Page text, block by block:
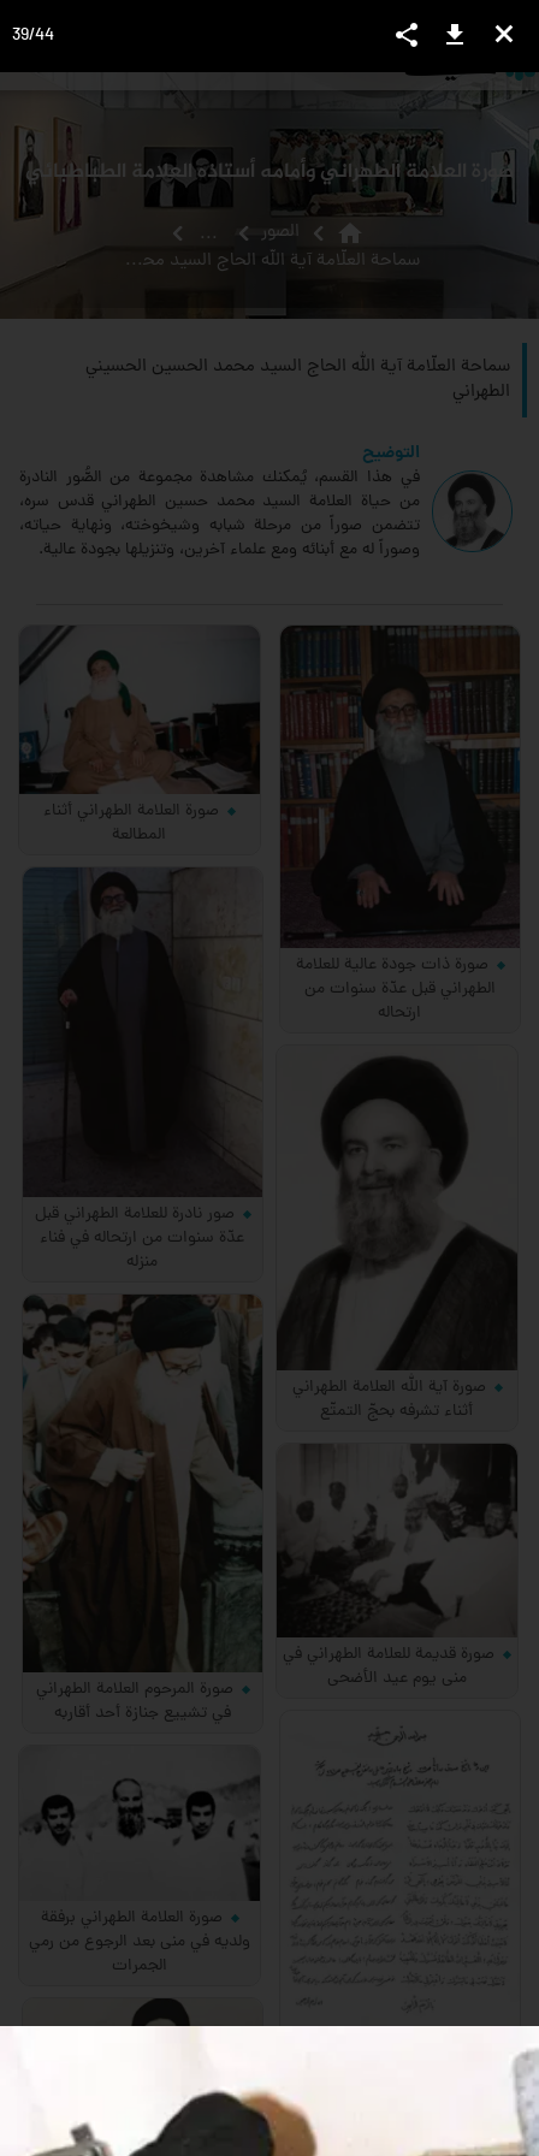
view_headline
صورة العلامة الطهراني وأمامه أستاذه العلامة الطباطبائي
home الصور
...
سماحة العلّامة آية الله الحاج السيد محمد الحسين الحسيني الطهراني
سماحة العلّامة آية الله الحاج السيد محمد الحسين الحسيني
الطهراني
التوضيح
في هذا القسم، يُمكنك مشاهدة مجموعة من الصُّور النادرة
من حياة العلامة السيد محمد حسين الطهراني قدس سره،
تتضمن صوراً من مرحلة شبابه وشيخوخته، ونهاية حياته،
وصوراً له مع أبنائه ومع علماء آخرين، وتنزيلها بجودة عالية.
صورة ذات جودة عالية للعلامة
الطهراني قبل عدّة سنوات من
ارتحاله
صورة العلامة الطهراني أثناء
المطالعة
صور نادرة للعلامة الطهراني قبل
عدّة سنوات من ارتحاله في فناء
منزله
صورة آية الله العلامة الطهراني
أثناء تشرفه بحجّ التمتّع
صورة المرحوم العلامة الطهراني
في تشييع جنازة أحد أقاربه
صورة قديمة للعلامة الطهراني في
منى يوم عيد الأضحى
صورة العلامة الطهراني برفقة
ولديه في منى بعد الرجوع من رمي
الجمرات
close
download
share
39/44